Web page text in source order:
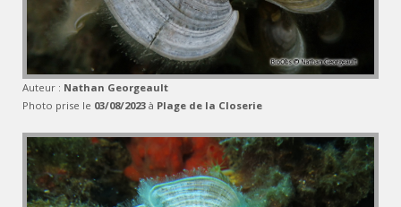
Auteur : Nathan Georgeault
Photo prise le 03/08/2023 à Plage de la Closerie